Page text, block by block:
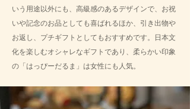
いう用途以外にも、高級感のあるデザインで、お祝
いや記念のお品としても喜ばれるほか、引き出物や
お返し、プチギフトとしてもおすすめです。日本文
化を楽しむオシャレなギフトであり、柔らかい印象
の「はっぴーだるま」は女性にも人気。